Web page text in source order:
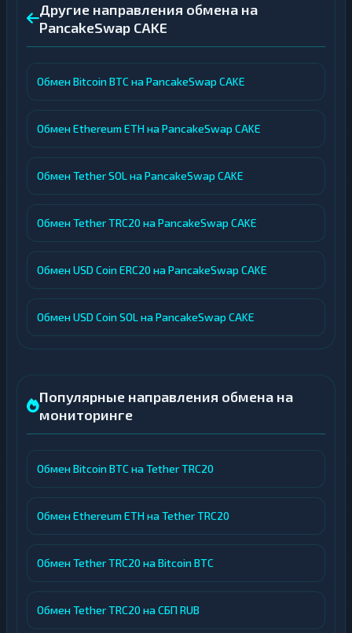
Другие направления обмена на
PancakeSwap CAKE
Обмен Bitcoin BTC на PancakeSwap CAKE
Обмен Ethereum ETH на PancakeSwap CAKE
Обмен Tether SOL на PancakeSwap CAKE
Обмен Tether TRC20 на PancakeSwap CAKE
Обмен USD Coin ERC20 на PancakeSwap CAKE
Обмен USD Coin SOL на PancakeSwap CAKE
Популярные направления обмена на
мониторинге
Обмен Bitcoin BTC на Tether TRC20
Обмен Ethereum ETH на Tether TRC20
Обмен Tether TRC20 на Bitcoin BTC
Обмен Tether TRC20 на СБП RUB